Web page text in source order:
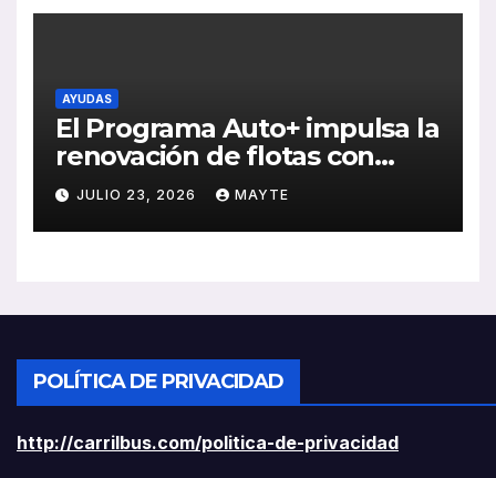
AYUDAS
El Programa Auto+ impulsa la
renovación de flotas con
ayudas a vehículos eléctricos
ligeros
JULIO 23, 2026 MAYTE
POLÍTICA DE PRIVACIDAD
http://carrilbus.com/politica-de-privacidad